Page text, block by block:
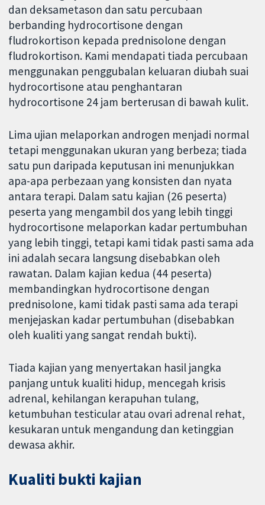
dan deksametason dan satu percubaan
berbanding hydrocortisone dengan
fludrokortison kepada prednisolone dengan
fludrokortison. Kami mendapati tiada percubaan
menggunakan penggubalan keluaran diubah suai
hydrocortisone atau penghantaran
hydrocortisone 24 jam berterusan di bawah kulit.
Lima ujian melaporkan androgen menjadi normal
tetapi menggunakan ukuran yang berbeza; tiada
satu pun daripada keputusan ini menunjukkan
apa-apa perbezaan yang konsisten dan nyata
antara terapi. Dalam satu kajian (26 peserta)
peserta yang mengambil dos yang lebih tinggi
hydrocortisone melaporkan kadar pertumbuhan
yang lebih tinggi, tetapi kami tidak pasti sama ada
ini adalah secara langsung disebabkan oleh
rawatan. Dalam kajian kedua (44 peserta)
membandingkan hydrocortisone dengan
prednisolone, kami tidak pasti sama ada terapi
menjejaskan kadar pertumbuhan (disebabkan
oleh kualiti yang sangat rendah bukti).
Tiada kajian yang menyertakan hasil jangka
panjang untuk kualiti hidup, mencegah krisis
adrenal, kehilangan kerapuhan tulang,
ketumbuhan testicular atau ovari adrenal rehat,
kesukaran untuk mengandung dan ketinggian
dewasa akhir.
Kualiti bukti kajian